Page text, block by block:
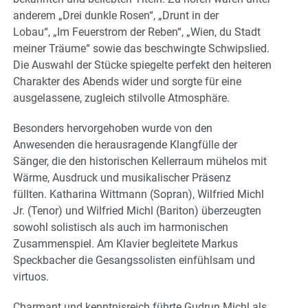
anderem „Drei dunkle Rosen“, „Drunt in der
Lobau“, „Im Feuerstrom der Reben“, „Wien, du Stadt
meiner Träume“ sowie das beschwingte Schwipslied.
Die Auswahl der Stücke spiegelte perfekt den heiteren
Charakter des Abends wider und sorgte für eine
ausgelassene, zugleich stilvolle Atmosphäre.
Besonders hervorgehoben wurde von den
Anwesenden die herausragende Klangfülle der
Sänger, die den historischen Kellerraum mühelos mit
Wärme, Ausdruck und musikalischer Präsenz
füllten. Katharina Wittmann (Sopran), Wilfried Michl
Jr. (Tenor) und Wilfried Michl (Bariton) überzeugten
sowohl solistisch als auch im harmonischen
Zusammenspiel. Am Klavier begleitete Markus
Speckbacher die Gesangssolisten einfühlsam und
virtuos.